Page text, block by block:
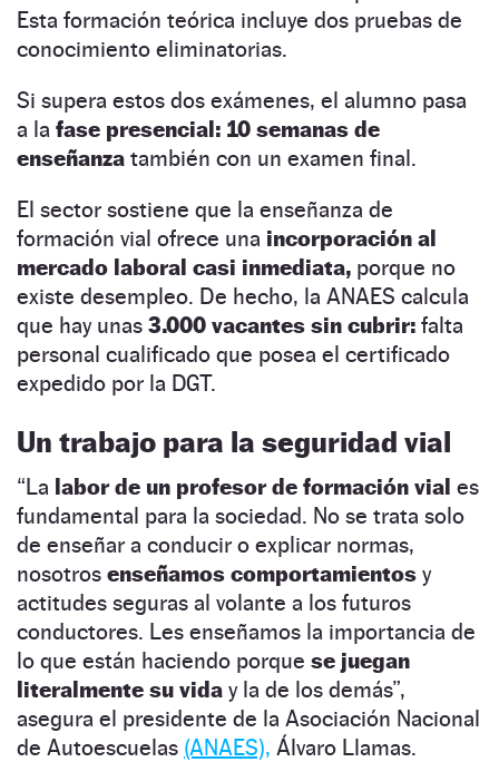
Esta formación teórica incluye dos pruebas de
conocimiento eliminatorias.
Si supera estos dos exámenes, el alumno pasa
a la fase presencial: 10 semanas de
enseñanza también con un examen final.
El sector sostiene que la enseñanza de
formación vial ofrece una incorporación al
mercado laboral casi inmediata, porque no
existe desempleo. De hecho, la ANAES calcula
que hay unas 3.000 vacantes sin cubrir: falta
personal cualificado que posea el certificado
expedido por la DGT.
Un trabajo para la seguridad vial
“La labor de un profesor de formación vial es
fundamental para la sociedad. No se trata solo
de enseñar a conducir o explicar normas,
nosotros enseñamos comportamientos y
actitudes seguras al volante a los futuros
conductores. Les enseñamos la importancia de
lo que están haciendo porque se juegan
literalmente su vida y la de los demás”,
asegura el presidente de la Asociación Nacional
de Autoescuelas (ANAES), Álvaro Llamas.